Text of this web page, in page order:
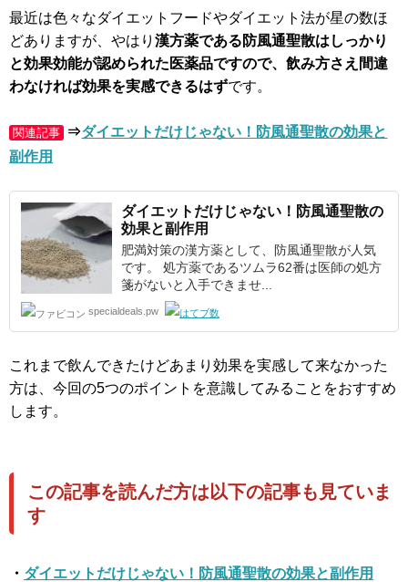
最近は色々なダイエットフードやダイエット法が星の数ほ
どありますが、やはり 漢方薬である防風通聖散はしっかり
と効果効能が認められた医薬品ですので、飲み方さえ間違
わなければ効果を実感できるはずです。
関連記事 ⇒ダイエットだけじゃない！防風通聖散の効果と
副作用
ダイエットだけじゃない！ 防風通聖散の
効果と副作用
肥満対策の漢方薬として、防風通聖散が人気
です。 処方薬であるツムラ62番は医師の処方
箋がないと入手できませ...
specialdeals.pw
これまで飲んできたけどあまり効果を実感して来なかった
方は、今回の5つのポイントを意識してみることをおすすめ
します。
この記事を読んだ方は以下の記事も見ていま
す
・ ダイエットだけじゃない！防風通聖散の効果と副作用